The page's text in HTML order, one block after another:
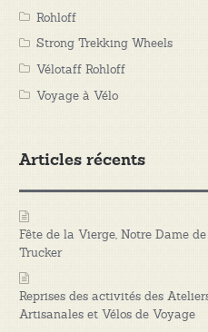
Rohloff
Strong Trekking Wheels
Vélotaff Rohloff
Voyage à Vélo
Articles récents
Fête de la Vierge, Notre Dame
Trucker
Reprises des activités des
Artisanales et Vélos de Voyage